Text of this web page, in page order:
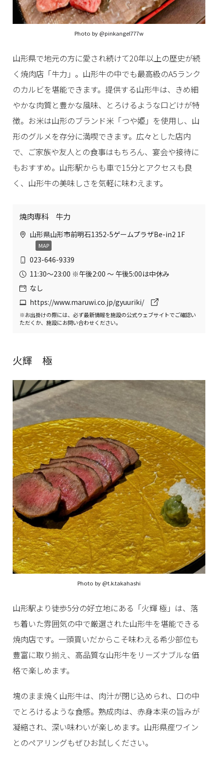
Photo by @pinkangel777w
山形県で地元の方に愛され続けて20年以上の歴史が続
く焼肉店「牛力」。山形牛の中でも最高級のA5ランク
のカルビを堪能できます。提供する山形牛は、きめ細
やかな肉質と豊かな風味、とろけるような口どけが特
徴。お米は山形のブランド米「つや姫」を使用し、山
形のグルメを存分に満喫できます。広々とした店内
で、ご家族や友人との食事はもちろん、宴会や接待に
もおすすめ。山形駅からも車で15分とアクセスも良
く、山形牛の美味しさを気軽に味わえます。
焼肉専科 牛力
山形県山形市前明石1352-5ゲームプラザBe-in2 1F
MAP
023-646-9339
11:30〜23:00 ※午後2:00 〜 午後5:00は中休み
なし
https://www.maruwi.co.jp/gyuuriki/
※お出掛けの際には、必ず最新情報を施設の公式ウェブサイトでご確認い
ただくか、施設にお問い合わせください。
火輝 極
Photo by @t.k.takahashi
山形駅より徒歩5分の好立地にある「火輝 極」は、落
ち着いた雰囲気の中で厳選された山形牛を堪能できる
焼肉店です。一頭買いだからこそ味わえる希少部位も
豊富に取り揃え、高品質な山形牛をリーズナブルな価
格で楽しめます。
塊のまま焼く山形牛は、肉汁が閉じ込められ、口の中
でとろけるような食感。熟成肉は、赤身本来の旨みが
凝縮され、深い味わいが楽しめます。山形県産ワイン
とのペアリングもぜひお試しください。